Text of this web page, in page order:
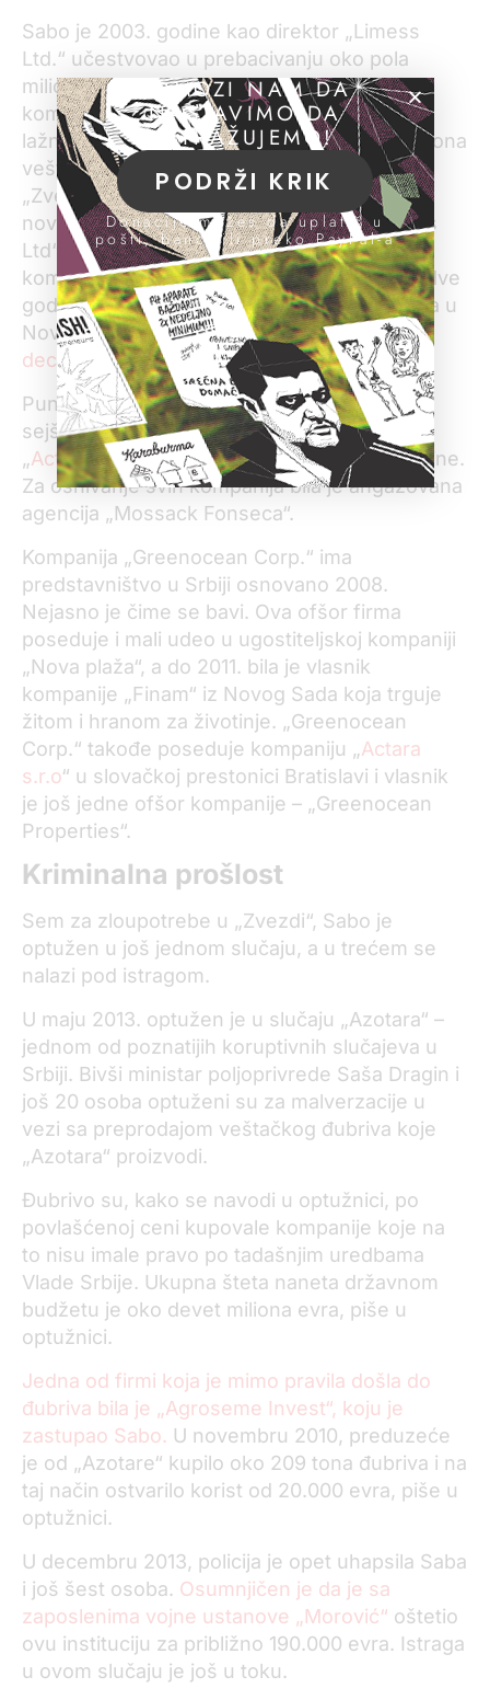
Sabo je 2003. godine kao direktor „Limess
Ltd.“ učestvovao u prebacivanju oko pola
miliona evra iz „Zvezde“ na račun ove ofšor
kompanije. On je u ime „Limess Ltd.“ izdao
lažne fakture koje su se odnosile na 8.000 tona
veštačkog đubriva vrednog milion evra.
„Zvezda“ nikada nije primila ovu robu, ali je
novac uplaćen na bankovne račune „Limess
Ltd“, a odatle prebačen na drugu ofšor
kompaniju. Sabo je zbog ovoga osuđen na dve
godine zatvora, a presuda Apelacionog suda u
Novom Sadu postala jepravosnažna u
decembru 2014.
Punomoćje za zastupanje Sabo ima i za dve
sejšelske kompanije „Greenocean Corp.
„Actara Ltd“, registrovane 2005. i 2006. godine.
Za osnivanje svih kompanija bila je angažovana
agencija „Mossack Fonseca“.
Kompanija „Greenocean Corp.“ ima
predstavništvo u Srbiji osnovano 2008.
Nejasno je čime se bavi. Ova ofšor firma
poseduje i mali udeo u ugostiteljskoj kompaniji
„Nova plaža“, a do 2011. bila je vlasnik
kompanije „Finam“ iz Novog Sada koja trguje
žitom i hranom za životinje. „Greenocean
Corp.“ takođe poseduje kompaniju „Actara
s.r.o“ u slovačkoj prestonici Bratislavi i vlasnik
je još jedne ofšor kompanije – „Greenocean
Properties“.
Kriminalna prošlost
Sem za zloupotrebe u „Zvezdi“, Sabo je
optužen u još jednom slučaju, a u trećem se
nalazi pod istragom.
U maju 2013. optužen je u slučaju „Azotara“ –
jednom od poznatijih koruptivnih slučajeva u
Srbiji. Bivši ministar poljoprivrede Saša Dragin i
još 20 osoba optuženi su za malverzacije u
vezi sa preprodajom veštačkog đubriva koje
„Azotara“ proizvodi.
Đubrivo su, kako se navodi u optužnici, po
povlašćenoj ceni kupovale kompanije koje na
to nisu imale pravo po tadašnjim uredbama
Vlade Srbije. Ukupna šteta naneta državnom
budžetu je oko devet miliona evra, piše u
optužnici.
Jedna od firmi koja je mimo pravila došla do
đubriva bila je „Agroseme Invest“, koju je
zastupao Sabo. U novembru 2010, preduzeće
je od „Azotare“ kupilo oko 209 tona đubriva i na
taj način ostvarilo korist od 20.000 evra, piše u
optužnici.
U decembru 2013, policija je opet uhapsila Saba
i još šest osoba. Osumnjičen je da je sa
zaposlenima vojne ustanove „Morović“ oštetio
ovu instituciju za približno 190.000 evra. Istraga
u ovom slučaju je još u toku.
POMOZI NAM DA
NASTAVIMO DA
ISTRAŽUJEMO!
PODRŽI KRIK
Donacije možeš da uplatiš u
pošti, banci ili preko PayPal-a